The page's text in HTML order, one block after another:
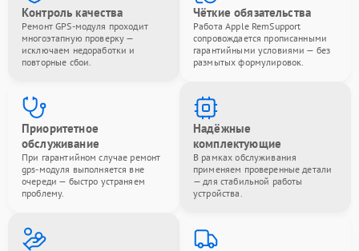
Контроль качества
Ремонт GPS-модуля проходит
многоэтапную проверку —
исключаем недоработки и
повторные сбои.
Чёткие обязательства
Работа Apple RemSupport
сопровождается прописанными
гарантийными условиями — без
размытых формулировок.
Приоритетное
обслуживание
При гарантийном случае ремонт
gps-модуля выполняется вне
очереди — быстро устраняем
проблему.
Надёжные
комплектующие
В рамках обслуживания
применяем проверенные детали
— для стабильной работы
устройства.